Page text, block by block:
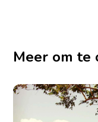
Meer om te